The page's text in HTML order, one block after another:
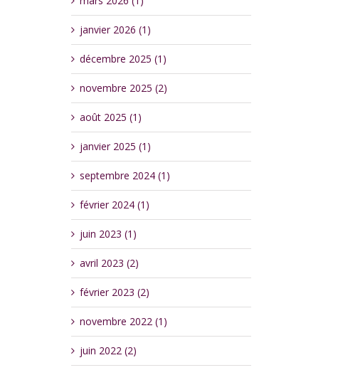
janvier 2026 (1)
décembre 2025 (1)
novembre 2025 (2)
août 2025 (1)
janvier 2025 (1)
septembre 2024 (1)
février 2024 (1)
juin 2023 (1)
avril 2023 (2)
février 2023 (2)
novembre 2022 (1)
juin 2022 (2)